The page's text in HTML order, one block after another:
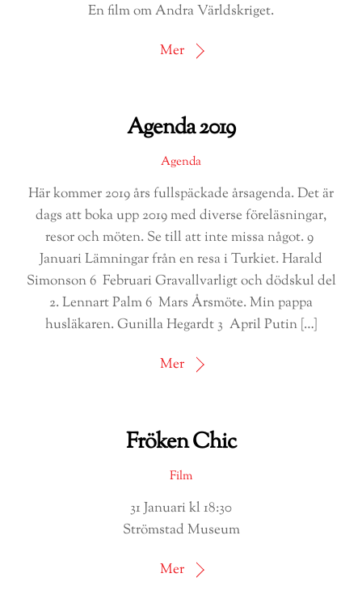
En film om Andra Världskriget.
Mer
Agenda 2019
Agenda
Här kommer 2019 års fullspäckade årsagenda. Det är
dags att boka upp 2019 med diverse föreläsningar,
resor och möten. Se till att inte missa något. 9
Januari Lämningar från en resa i Turkiet. Harald
Simonson 6 Februari Gravallvarligt och dödskul del
2. Lennart Palm 6 Mars Årsmöte. Min pappa
husläkaren. Gunilla Hegardt 3 April Putin […]
Mer
Fröken Chic
Film
31 Januari kl 18:30
Strömstad Museum
Mer